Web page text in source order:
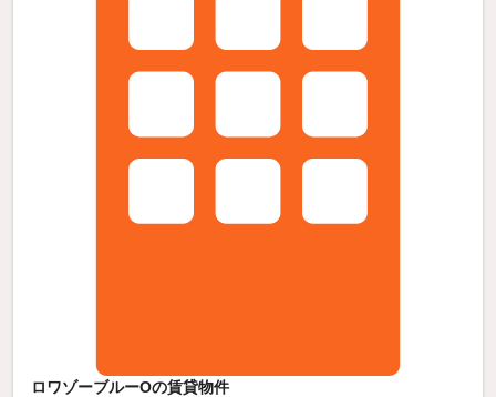
ロワゾーブルーOの賃貸物件